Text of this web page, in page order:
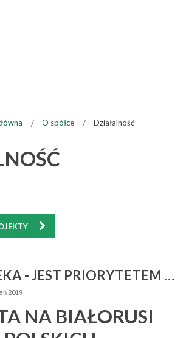
O spółce Działalność
CZYSTA RZEKA - JEST PRIORYTETEM - SPOTKANIA
2019
NA BIAŁORUSI